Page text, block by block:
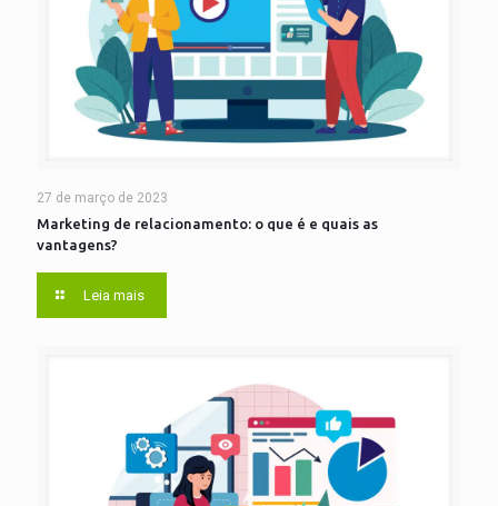
27 de março de 2023
Marketing de relacionamento: o que é e quais as
vantagens?
Leia mais